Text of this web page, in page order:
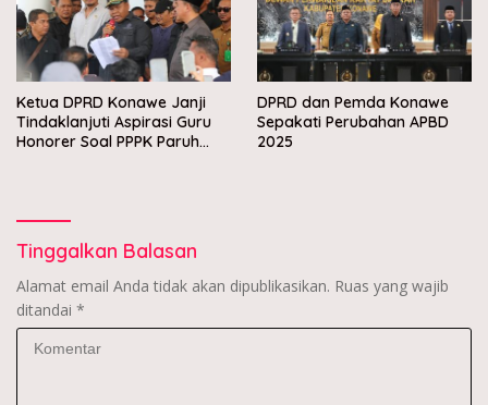
Ketua DPRD Konawe Janji
Tindaklanjuti Aspirasi Guru
Honorer Soal PPPK Paruh
DPRD dan Pemda Konawe
Sepakati Perubahan APBD
2025
Tinggalkan Balasan
Alamat email Anda tidak akan dipublikasikan. Ruas yang wajib
ditandai *